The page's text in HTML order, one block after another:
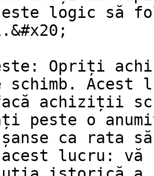
este logic să
Opriți
schimb. Acest
achiziții
peste o
ca rata
lucru: